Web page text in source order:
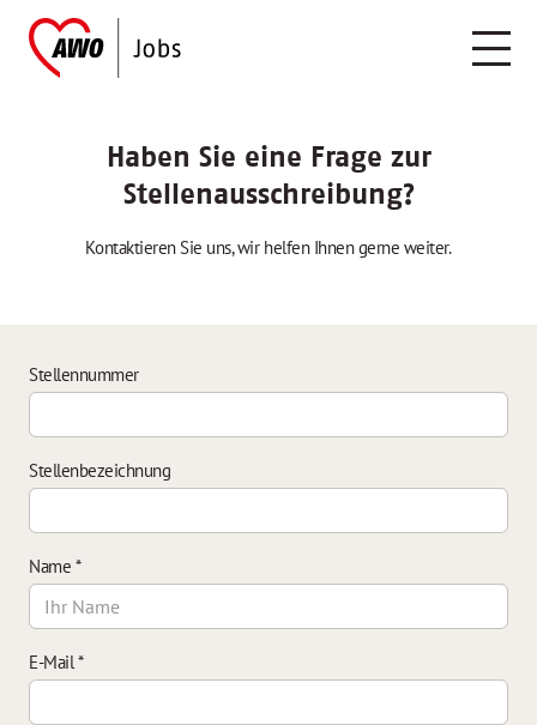
Haben Sie eine Frage zur
Stellenausschreibung?
Kontaktieren Sie uns, wir helfen Ihnen gerne weiter.
Stellennummer
Stellenbezeichnung
Name *
E-Mail*